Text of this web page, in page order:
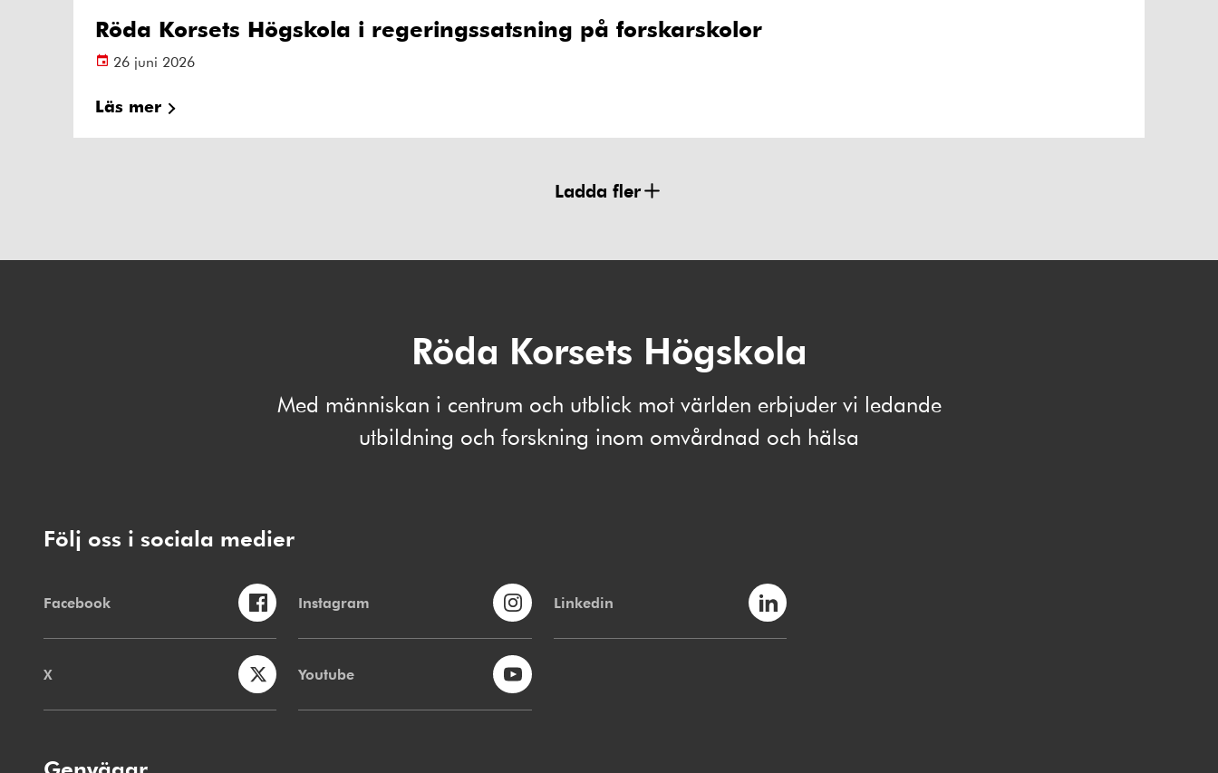
Röda Korsets Högskola i regeringssatsning på forskarskolor
26 juni 2026
Läs mer
Ladda fler
Röda Korsets Högskola
Med människan i centrum och utblick mot världen erbjuder vi ledande
utbildning och forskning inom omvårdnad och hälsa
Följ oss i sociala medier
Facebook Instagram Linkedin
X Youtube